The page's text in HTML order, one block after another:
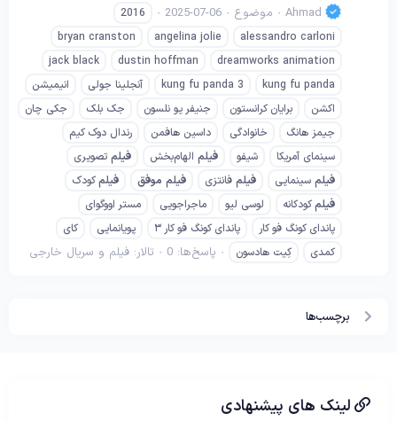
Ahmad
موضوع 2025-07-06
2016
alessandro carloni
angelina jolie
bryan cranston
dreamworks animation
dustin hoffman
jack black
kung fu panda
kung fu panda 3 آنجلینا جولی
انیمیشن
اکشن
برایان کرانستون جنیفر یو نلسون جک بلک
جکی چان
جیمز هانگ
خانوادگی داسین هافمن
رندال دوک کیم
سینمای آمریکا
شیفو فیلم الهام‌بخش فیلم تصویری
فیلم سینمایی فیلم فانتزی فیلم موفق فیلمکودک
فیلمکودکانه لوسی لیو ماجراجویی
مستر اووگوای
پاندای کونگ فو کار
پاندای کونگ فو کار ۳ پویانمایی
کای
کمدی
کِیت هادسون پاسخ‌ها: 0 تالار: فیلم و سریال خارجی
برچسب‌ها
لینک های پیشنهادی